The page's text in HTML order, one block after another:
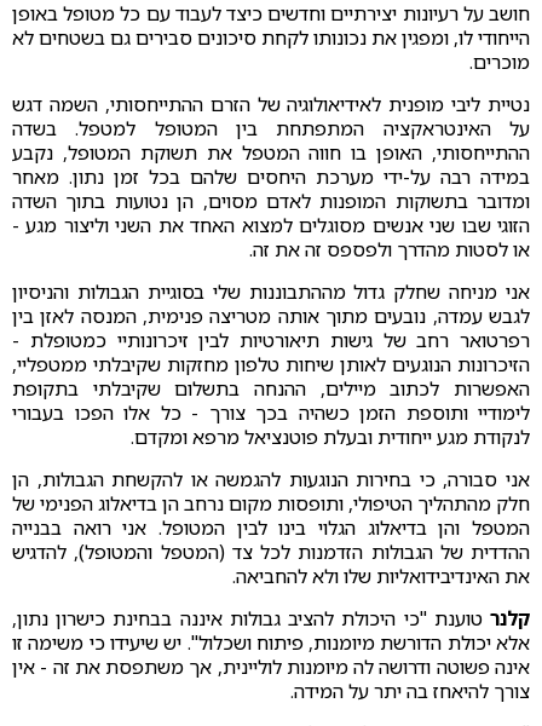
חושב על רעיונות יצירתיים וחדשים כיצד לעבוד עם כל מטופל באופן
הייחודי לו, ומפגין את נכונותו לקחת סיכונים סבירים גם בשטחים לא
מוכרים.
נטיית ליבי מופנית לאידיאולוגיה של הזרם ההתייחסותי, השמה דגש
על האינטראקציה המתפתחת בין המטופל למטפל. בשדה
ההתייחסותי, האופן בו חווה המטפל את תשוקת המטופל, נקבע
במידה רבה על-ידי מערכת היחסים שלהם בכל זמן נתון. מאחר
ומדובר בתשוקות המופנות לאדם מסוים, הן נטועות בתוך השדה
הזוגי שבו שני אנשים מסוגלים למצוא האחד את השני וליצור מגע -
או לסטות מהדרך ולפספס זה את זה.
אני מניחה שחלק גדול מההתבוננות שלי בסוגיית הגבולות והניסיון
לגבש עמדה, נובעים מתוך אותה מטריצה פנימית, המנסה לאזן בין
רפרטואר רחב של גישות תיאורטיות לבין זיכרונותיי כמטופלת -
הזיכרונות הנוגעים לאותן שיחות טלפון מחזקות שקיבלתי ממטפליי,
האפשרות לכתוב מיילים, ההנחה בתשלום שקיבלתי בתקופת
לימודיי ותוספת הזמן כשהיה בכך צורך - כל אלו הפכו בעבורי
לנקודת מגע ייחודית ובעלת פוטנציאל מרפא ומקדם.
אני סבורה, כי בחירות הנוגעות להגמשה או להקשחת הגבולות, הן
חלק מהתהליך הטיפולי, ותופסות מקום נרחב הן בדיאלוג הפנימי של
המטפל והן בדיאלוג הגלוי בינו לבין המטופל. אני רואה בבנייה
ההדדית של הגבולות הזדמנות לכל צד (המטפל והמטופל), להדגיש
את האינדיבידואליות שלו ולא להחביאה.
קלנר טוענת "כי היכולת להציב גבולות איננה בבחינת כישרון נתון,
אלא יכולת הדורשת מיומנות, פיתוח ושכלול". יש שיעידו כי משימה זו
אינה פשוטה ודרושה לה מיומנות לוליינית, אך משתפסת את זה - אין
צורך להיאחז בה יתר על המידה.